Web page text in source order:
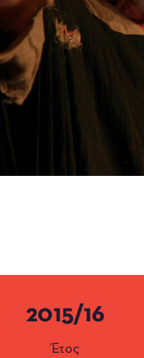
2015/16
Έτος